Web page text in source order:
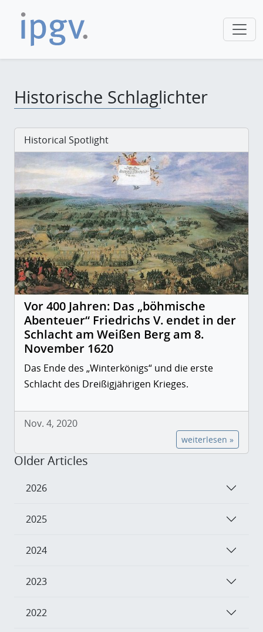
Historische Schlaglichter
Historical Spotlight
Vor 400 Jahren: Das „böhmische
Abenteuer“ Friedrichs V. endet in der
Schlacht am Weißen Berg am 8.
November 1620
Das Ende des „Winterkönigs“ und die erste
Schlacht des Dreißigjährigen Krieges.
Nov. 4, 2020
weiterlesen »
Older Articles
2026
2025
2024
2023
2022